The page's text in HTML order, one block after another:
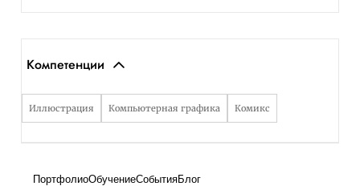
Компетенции
Иллюстрация Компьютерная графика Комикс
ПортфолиоОбучениеСобытияБлог